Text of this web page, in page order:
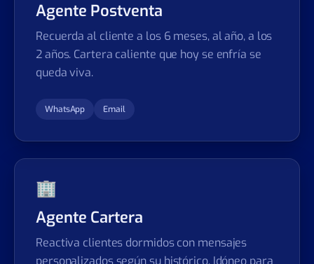
Agente Postventa
Recuerda al cliente a los 6 meses, al año, a los
2 años. Cartera caliente que hoy se enfría se
queda viva.
WhatsApp Email
🏢
Agente Cartera
Reactiva clientes dormidos con mensajes
personalizados según su histórico. Idóneo para